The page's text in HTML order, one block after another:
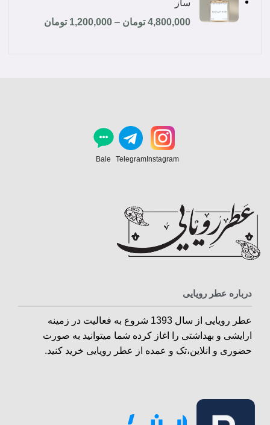
ساز
4,800,000 تومان –
1,200,000 تومان
Instagram
Telegram
Bale
درباره عطر رویایی
عطر رویایی از سال 1393 شروع به فعالیت در زمینه
ارایشی و بهداشتی را اغاز کرده شما میتوانید به صورت
حضوری و انلاین،تک و عمده از عطر رویایی خرید کنید.